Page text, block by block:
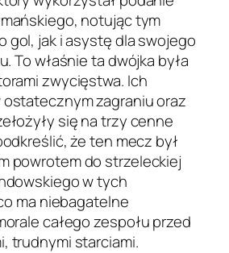
notując tym
gol, jak i asystę dla swojego
To właśnie ta dwójka była
zwycięstwa. Ich
zagraniu oraz
się na trzy cenne
że ten mecz był
powrotem do strzeleckiej
w tych
ma niebagatelne
całego zespołu przed
trudnymi starciami.